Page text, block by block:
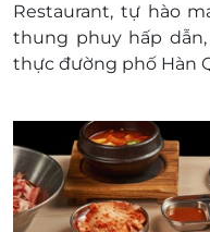
Restaurant, tự hào
thung phuy hấp
thực đường phố Hàn